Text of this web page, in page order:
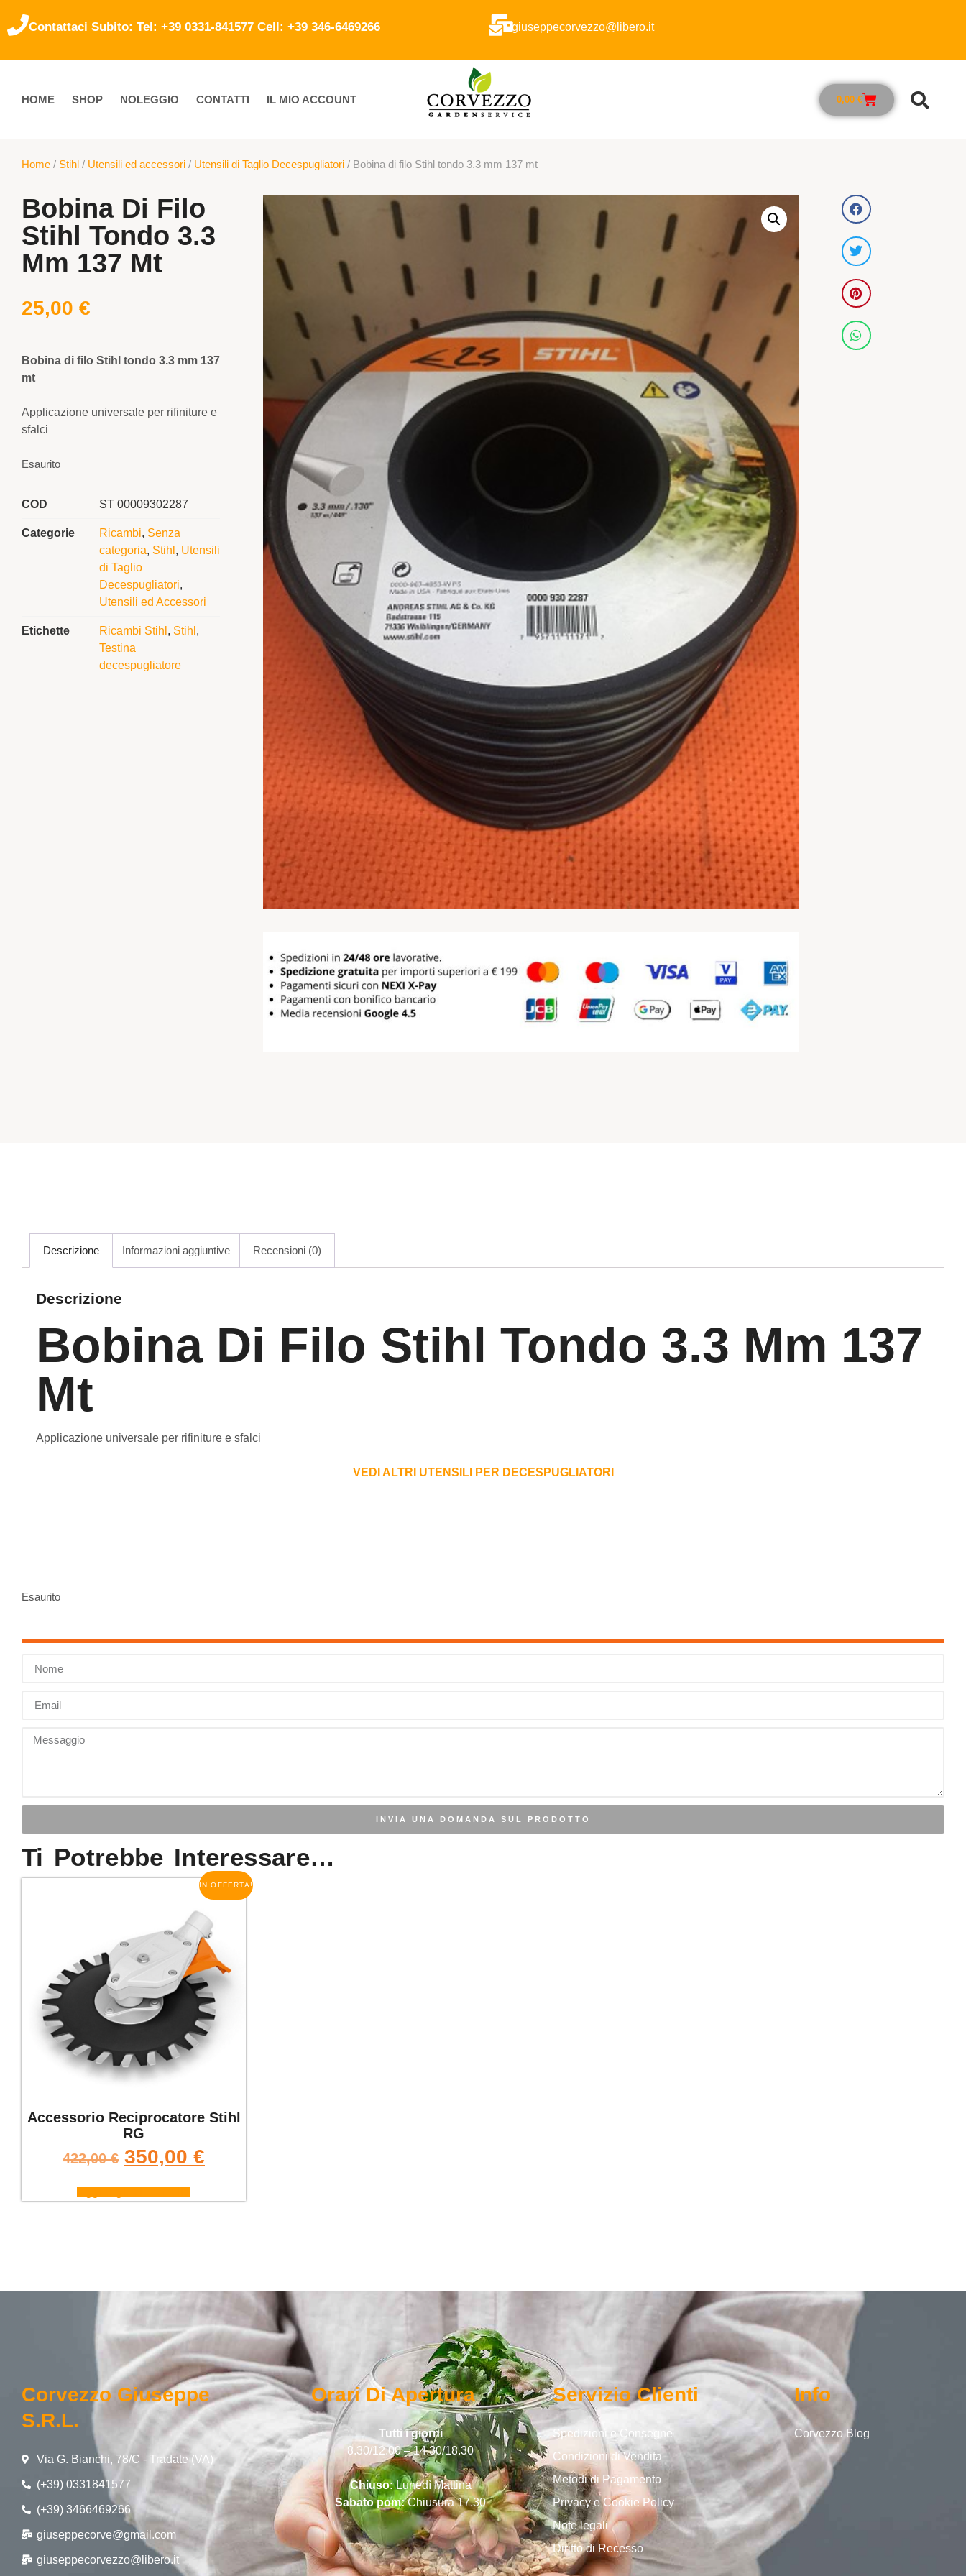
Contattaci Subito: Tel: +39 0331-841577 Cell: +39 346-6469266 giuseppecorvezzo@libero.it
HOME SHOP NOLEGGIO CONTATTI IL MIO ACCOUNT 0,00 €
Home / Stihl / Utensili ed accessori / Utensili di Taglio Decespugliatori / Bobina di filo Stihl tondo 3.3 mm 137 mt
Bobina Di Filo
Stihl Tondo 3.3
Mm 137 Mt
25,00 €
Bobina di filo Stihl tondo 3.3 mm 137
mt
Applicazione universale per rifiniture e
sfalci
Esaurito
COD ST 00009302287
Categorie Ricambi, Senza
categoria, Stihl , Utensili
di Taglio
Decespugliatori,
Utensili ed Accessori
Etichette Ricambi Stihl , Stihl ,
Testina
decespugliatore
Descrizione Informazioni aggiuntive Recensioni (0)
Descrizione
Bobina Di Filo Stihl Tondo 3.3 Mm 137
Mt
Applicazione universale per rifiniture e sfalci
VEDI ALTRI UTENSILI PER DECESPUGLIATORI
Esaurito
INVIA UNA DOMANDA SUL PRODOTTO
Ti Potrebbe Interessare…
IN OFFERTA!
Accessorio Reciprocatore Stihl
RG
422,00€ 350,00 €
Corvezzo Giuseppe
S.r.l.
Via G. Bianchi, 78/C - Tradate (VA)
(+39) 0331841577
(+39) 3466469266
giuseppecorve@gmail.com
giuseppecorvezzo@libero.it
Orari Di Apertura
Tutti i giorni
8.30/12.00 – 14.30/18.30
Chiuso:Lunedì Mattina
Sabato pom:Chiusura 17.30
Servizio Clienti
Spedizioni e Consegne
Condizioni di Vendita
Metodi di Pagamento
Privacy e Cookie Policy
Note legali
Diritto di Recesso
Info
Corvezzo Blog